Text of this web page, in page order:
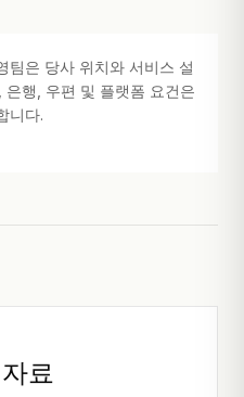
은 당사 위치와 서비스 설
행, 우편 및 플랫폼 요건은
니다.
료